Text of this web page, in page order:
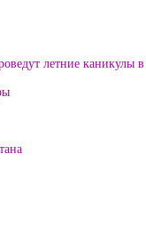
летние каникулы